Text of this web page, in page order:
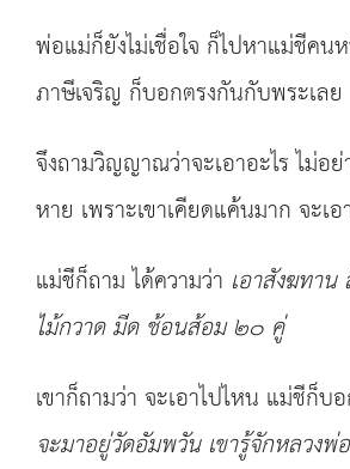
พ่อแม่ก็ยังไม่เชื่อใจ ก็ไปหาแม่ชีคน
ภาษีเจริญ ก็บอกตรงกันกับพระเลย
จึงถามวิญญาณว่าจะเอาอะไร ไม่อ
หาย เพราะเขาเคียดแค้นมาก จะเ
แม่ชีก็ถาม ได้ความว่า เอาสังฆทา
ไม้กวาด มีด ช้อนส้อม ๒๐ คู่
เขาก็ถามว่า จะเอาไปไหน แม่ชีก็บ
จะมาอยู่วัดอัมพวัน เขารู้จักหลวง